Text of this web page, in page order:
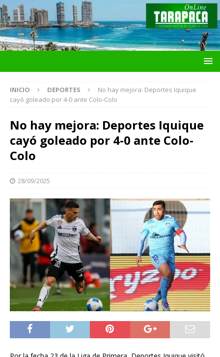
INICIO DEPORTES
No hay mejora: Deportes Iquique
cayó goleado por 4-0 ante Colo-Colo
No hay mejora: Deportes Iquique
cayó goleado por 4-0 ante Colo-
Colo
28/09/2025